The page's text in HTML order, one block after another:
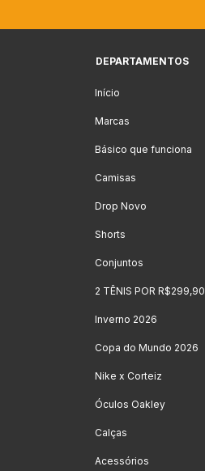
DEPARTAMENTOS
Início
Marcas
Básico que funciona
Camisas
Drop Novo
Shorts
Conjuntos
2 TÊNIS POR R$299,90
Inverno 2026
Copa do Mundo 2026
Nike x Corteiz
Óculos Oakley
Calças
Acessórios